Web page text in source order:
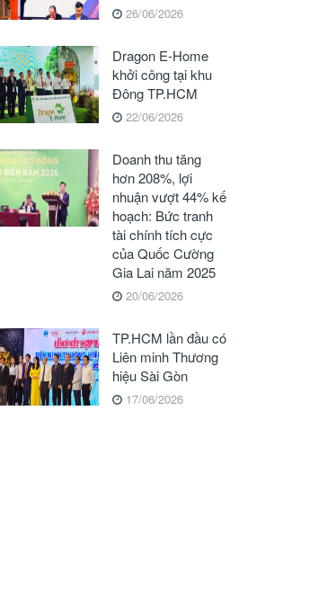
26/06/2026
Dragon E-Home
khởi công tại khu
Đông TP.HCM
22/06/2026
Doanh thu tăng
hơn 208%, lợi
nhuận vượt 44% kế
hoạch: Bức tranh
tài chính tích cực
của Quốc Cường
Gia Lai năm 2025
20/06/2026
TP.HCM lần đầu có
Liên minh Thương
hiệu Sài Gòn
17/06/2026